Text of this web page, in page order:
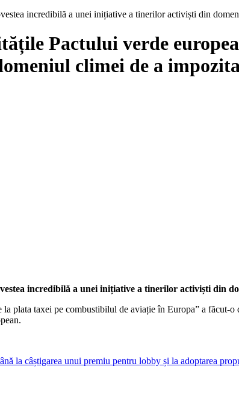
incredibilă a unei inițiative a tinerilor activiști din
Pactului verde
climei de a
incredibilă a unei inițiative a tinerilor activiști din
plata taxei pe combustibilul de aviație în Europa” a făcut-
la câștigarea unui premiu pentru lobby și la adoptarea